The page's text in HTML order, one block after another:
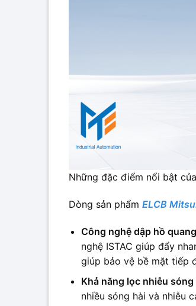
Những đặc điểm nổi bật
Dòng sản phẩm ELCB
Công nghệ dập hồ
nghệ ISTAC giúp đẩy
giúp bảo vệ bề mặt tiếp
Khả năng lọc nhiễu sóng
nhiều sóng hài và nhiễu